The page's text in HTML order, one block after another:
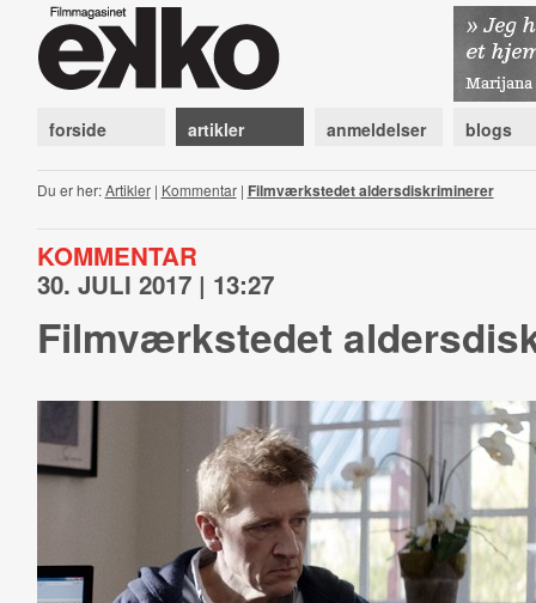
forside artikler anmeldelser blogs
Du er her:Artikler| Kommentar| Filmværkstedet aldersdiskriminerer
KOMMENTAR
30. JULI 2017 | 13:27
Filmværkstedet